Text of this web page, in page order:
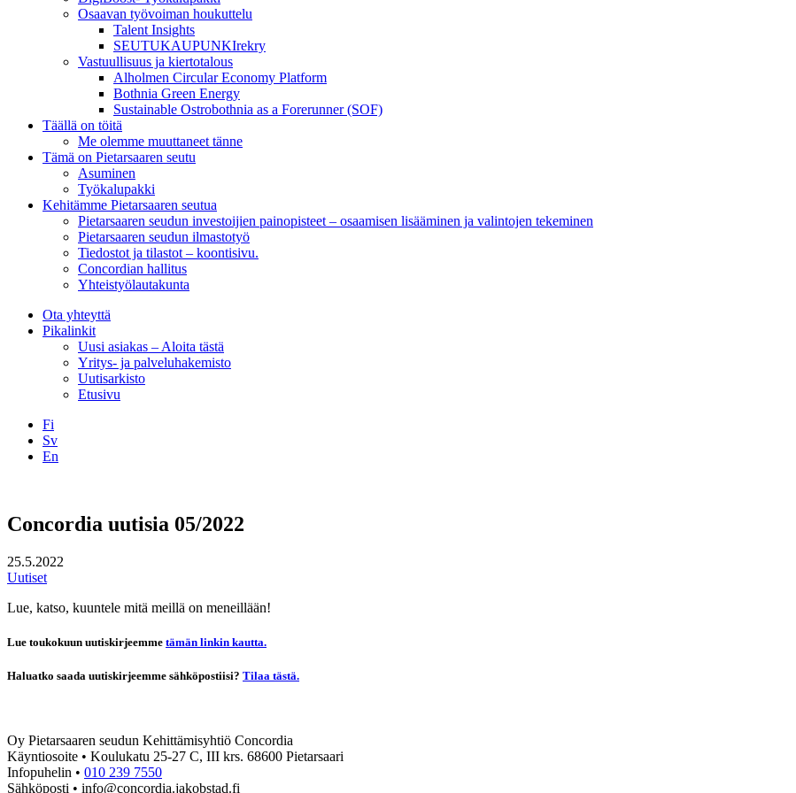
Osaavan työvoiman houkuttelu
Talent Insights
SEUTUKAUPUNKIrekry
Vastuullisuus ja kiertotalous
Alholmen Circular Economy Platform
Bothnia Green Energy
Sustainable Ostrobothnia as a Forerunner (SOF)
Täällä on töitä
Me olemme muuttaneet tänne
Tämä on Pietarsaaren seutu
Asuminen
Työkalupakki
Kehitämme Pietarsaaren seutua
Pietarsaaren seudun investoijien painopisteet – osaamisen lisääminen ja valintojen tekeminen
Pietarsaaren seudun ilmastotyö
Tiedostot ja tilastot – koontisivu.
Concordian hallitus
Yhteistyölautakunta
Ota yhteyttä
Pikalinkit
Uusi asiakas – Aloita tästä
Yritys- ja palveluhakemisto
Uutisarkisto
Etusivu
Fi
Sv
En
Concordia uutisia 05/2022
25.5.2022
Uutiset
Lue, katso, kuuntele mitä meillä on meneillään!
Lue toukokuun uutiskirjeemme tämän linkin kautta.
Haluatko saada uutiskirjeemme sähköpostiisi? Tilaa tästä.
Oy Pietarsaaren seudun Kehittämisyhtiö Concordia
Käyntiosoite • Koulukatu 25-27 C, III krs. 68600 Pietarsaari
Infopuhelin • 010 239 7550
Sähköposti • info@concordia.jakobstad.fi